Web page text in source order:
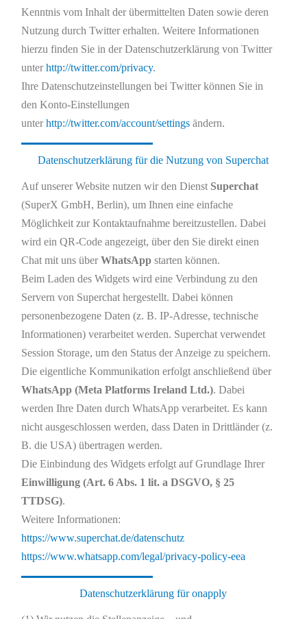
Kenntnis vom Inhalt der übermittelten Daten sowie deren
Nutzung durch Twitter erhalten. Weitere Informationen
hierzu finden Sie in der Datenschutzerklärung von Twitter
unterhttp://twitter.com/privacy.
Ihre Datenschutzeinstellungen bei Twitter können Sie in
den Konto-Einstellungen
unterhttp://twitter.com/account/settings ändern.
Datenschutzerklärung für die Nutzung von Superchat
Auf unserer Website nutzen wir den Dienst Superchat
(SuperX GmbH, Berlin), um Ihnen eine einfache
Möglichkeit zur Kontaktaufnahme bereitzustellen. Dabei
wird ein QR-Code angezeigt, über den Sie direkt einen
Chat mit uns überWhatsApp starten können.
Beim Laden des Widgets wird eine Verbindung zu den
Servern von Superchat hergestellt. Dabei können
personenbezogene Daten (z. B. IP-Adresse, technische
Informationen) verarbeitet werden. Superchat verwendet
Session Storage, um den Status der Anzeige zu speichern.
Die eigentliche Kommunikation erfolgt anschließend über
WhatsApp (Meta Platforms Ireland Ltd.). Dabei
werden Ihre Daten durch WhatsApp verarbeitet. Es kann
nicht ausgeschlossen werden, dass Daten in Drittländer (z.
B. die USA) übertragen werden.
Die Einbindung des Widgets erfolgt auf Grundlage Ihrer
Einwilligung (Art. 6 Abs. 1 lit. a DSGVO, § 25
TTDSG).
Weitere Informationen:
https://www.superchat.de/datenschutz
https://www.whatsapp.com/legal/privacy-policy-eea
Datenschutzerklärung für onapply